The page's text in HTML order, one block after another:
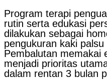
Program terapi
rutin serta edukasi
dilakukan sebagai
pengukuran kaki
Pembalutan memakai
menjadi prioritas
dalam rentan 3 bulan